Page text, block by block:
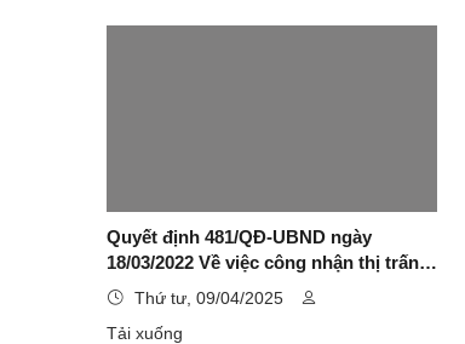
Quyết định 481/QĐ-UBND ngày
18/03/2022 Về việc công nhận thị trấn
Đình Lập, huyện Đình Lập, tỉnh Lạng
Sơn là đô thị loại V
Thứ tư, 09/04/2025
Tải xuống